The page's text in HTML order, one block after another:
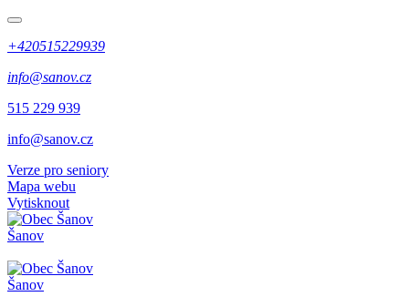
+420515229939
info@sanov.cz
515 229 939
info@sanov.cz
Verze pro seniory
Mapa webu
Vytisknout
Šanov
Šanov